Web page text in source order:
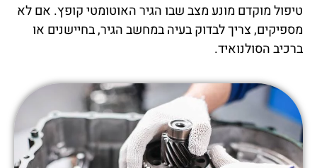
טיפול מוקדם מונע מצב שבו הגיר האוטומטי קופץ. אם לא
מספיקים, צריך לבדוק בעיה במחשב הגיר, בחיישנים או
ברכיב הסולנואיד.